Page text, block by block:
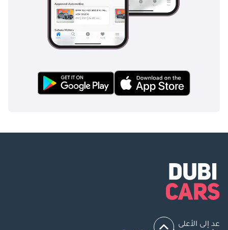
عد إلى الأعلى